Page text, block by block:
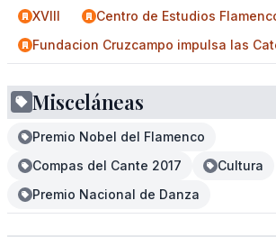
XVIII
Centro de Estudios
Fundacion Cruzcampo impulsa las
Misceláneas
Premio Nobel del Flamenco
Compas del Cante 2017
Cultura
Premio Nacional de Danza